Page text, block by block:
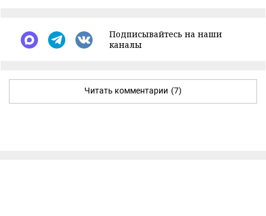
Подписывайтесь на наши
каналы
Читать комментарии (7)